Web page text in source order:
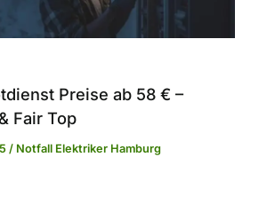
Preise ab 58 € –
Fair Top
/ Notfall Elektriker Hamburg